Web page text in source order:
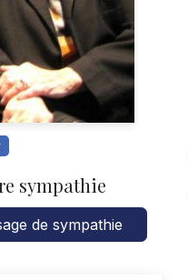
sympathie
de sympathie